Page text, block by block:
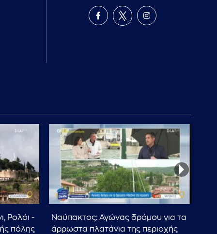
Ρολόι -
πόλης
Ναύπακτος: Αγώνας δρόμου για τα
άρρωστα πλατάνια της περιοχής